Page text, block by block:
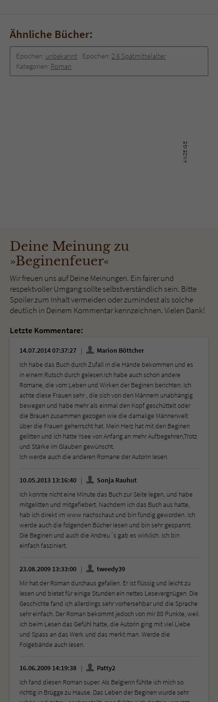
Ähnliche Bücher:
Epochen: unbekannt Epochen: 2.6 Spätmittelalter
Kategorien: Roman
Deine Meinung zu
»Beginenfeuer«
Wir freuen uns auf Deine Meinungen. Ein fairer und
respektvoller Umgang sollte selbstverständlich sein. Bitte
Spoiler zum Inhalt vermeiden oder zumindest als solche
deutlich in Deinem Kommentar kennzeichnen. Vielen Dank!
Letzte Kommentare:
14.07.2014 07:37:27
Marion Böttcher
Ich habe das Buch durch Zufall in die Hände bekommen und es
in einem Rutsch durch gelesen.Ich habe auch schon andere
Romane, die vom Leben und Wirken der Beginen berichten. Ich
achte diese Frauen sehr , die sich von den Männern unabhängig
bewegen und habe mehr als einmal den Kopf geschüttelt oder
die Brauen zusammen gezogen wie die damalige Männerwelt
über die Frauen geherrscht hat. Mein Herz hat mit den Beginen
gelitten und ich hätte Ysee von Anfang an mehr Aufbegehren,Trotz
und Stärke im Glauben gewünscht.
Ich werde auch die anderen Romane der Autorin lesen.
10.05.2013 13:16:40
Sonja Rauhut
Ich konnte nicht eine Minute das Buch zur Seite legen, und habe
mitgelitten und mitgefiebert. Nachdem ich das Buch aus hatte,
hab ich direkt im www nachschaut und bin fündig geworden. Ich
werde auch die folgenden Bücher lesen und bin sehr gespannt.
Die Beginen und auch die Andreu´s gab es wirklich. Ich bin
einfach fasziniert.
23.08.2009 13:33:00
tweedy39
Mir hat der Roman durchaus gefallen. Er ist flüssig und leicht zu
lesen und bietet für einige Stunden ein nettes Lesevergnügen. Die
Geschichte fand ich allerdings sehr vorhersehbar und die Sprache
sehr einfach. Der Roman bekommt jedoch von mir 80 Punkte, weil
ich beim Lesen das Gefühl hatte, die Autorin ging mit viel Liebe
und Spass an das Werk und das merkt man. Werde die
Folgebände auch lesen.
16.06.2009 14:19:38
Patty2
Ich fand diesen Roman super. Als Belgierin fühlte ich mich so
richtig in Brügge zu Hause. Das Leben der Beginen wurde sehr